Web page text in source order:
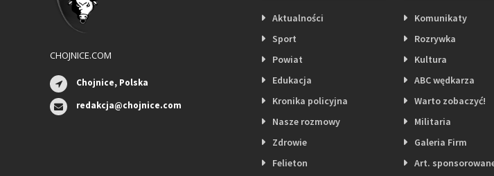
CHOJNICE.COM
Chojnice, Polska
redakcja@chojnice.com
Aktualności
Sport
Powiat
Edukacja
Kronika policyjna
Nasze rozmowy
Zdrowie
Felieton
Komunikaty
Rozrywka
Kultura
ABC wędkarza
Warto zobaczyć!
Militaria
Galeria Firm
Art.